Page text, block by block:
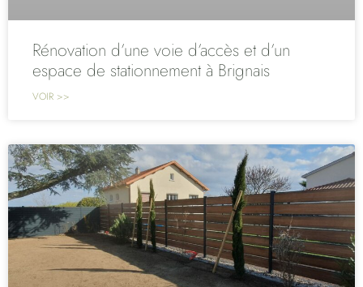
Rénovation d’une voie d’accès et d’un
espace de stationnement à Brignais
VOIR >>